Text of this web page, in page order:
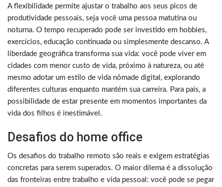
A flexibilidade permite ajustar o trabalho aos seus picos de
produtividade pessoais, seja você uma pessoa matutina ou
noturna. O tempo recuperado pode ser investido em hobbies,
exercícios, educação continuada ou simplesmente descanso. A
liberdade geográfica transforma sua vida: você pode viver em
cidades com menor custo de vida, próximo à natureza, ou até
mesmo adotar um estilo de vida nômade digital, explorando
diferentes culturas enquanto mantém sua carreira. Para pais, a
possibilidade de estar presente em momentos importantes da
vida dos filhos é inestimável.
Desafios do home office
Os desafios do trabalho remoto são reais e exigem estratégias
concretas para serem superados. O maior dilema é a dissolução
das fronteiras entre trabalho e vida pessoal: você pode se pegar